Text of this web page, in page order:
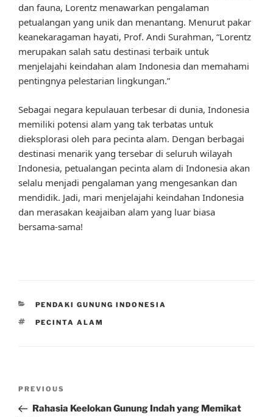
dan fauna, Lorentz menawarkan pengalaman
petualangan yang unik dan menantang. Menurut pakar
keanekaragaman hayati, Prof. Andi Surahman, “Lorentz
merupakan salah satu destinasi terbaik untuk
menjelajahi keindahan alam Indonesia dan memahami
pentingnya pelestarian lingkungan.”
Sebagai negara kepulauan terbesar di dunia, Indonesia
memiliki potensi alam yang tak terbatas untuk
dieksplorasi oleh para pecinta alam. Dengan berbagai
destinasi menarik yang tersebar di seluruh wilayah
Indonesia, petualangan pecinta alam di Indonesia akan
selalu menjadi pengalaman yang mengesankan dan
mendidik. Jadi, mari menjelajahi keindahan Indonesia
dan merasakan keajaiban alam yang luar biasa
bersama-sama!
CATEGORIES
PENDAKI GUNUNG INDONESIA
TAGS
PECINTA ALAM
Previous
Post
PREVIOUS
Rahasia Keelokan Gunung Indah yang Memikat